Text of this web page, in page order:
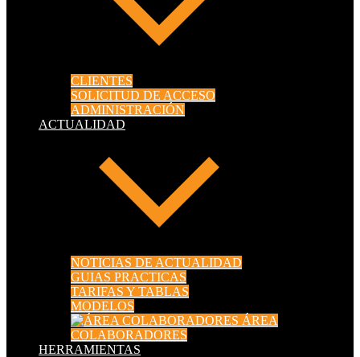
CLIENTES
SOLICITUD DE ACCESO
ADMINISTRACIÓN
ACTUALIDAD
NOTICIAS DE ACTUALIDAD
GUIAS PRACTICAS
TARIFAS Y TABLAS
MODELOS
ÁREA
COLABORADORES
HERRAMIENTAS